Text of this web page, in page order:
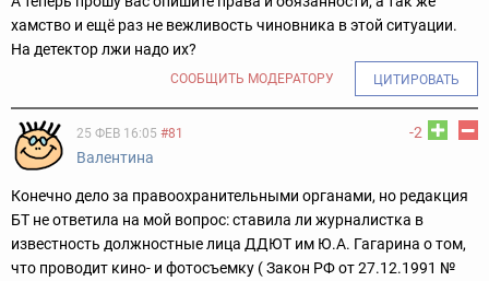
хамство и ещё раз не вежливость чиновника в этой ситуации.
На детектор лжи надо их?
СООБЩИТЬ МОДЕРАТОРУ ЦИТИРОВАТЬ
-2
25 ФЕВ 16:05 #81
Валентина
Конечно дело за правоохранительными органами, но редакция
БТ не ответила на мой вопрос: ставила ли журналистка в
известность должностные лица ДДЮТ им Ю.А. Гагарина о том,
что проводит кино- и фотосъемку ( Закон РФ от 27.12.1991 №